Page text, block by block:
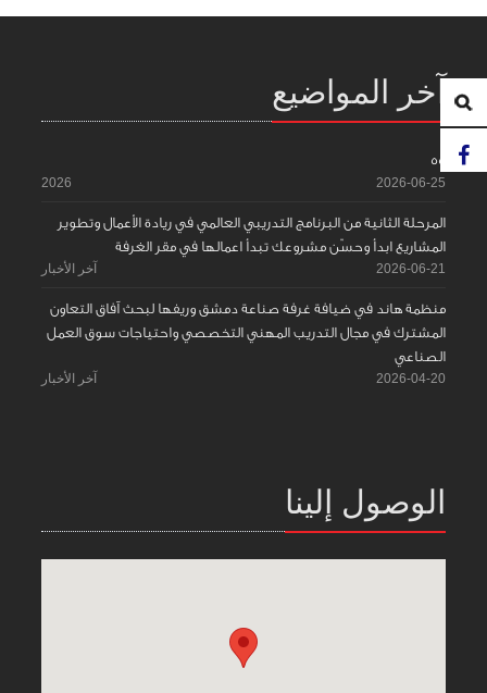
آخر المواضيع
55
2026-06-25
2026
المرحلة الثانية من البرنامج التدريبي العالمي في ريادة الأعمال وتطوير
المشاريع ابدأ وحسّن مشروعك تبدأ اعمالها في مقر الغرفة
2026-06-21 آخر الأخبار
منظمة هاند في ضيافة غرفة صناعة دمشق وريفها لبحث آفاق التعاون
المشترك في مجال التدريب المهني التخصصي واحتياجات سوق العمل
الصناعي
2026-04-20 آخر الأخبار
الوصول إلينا